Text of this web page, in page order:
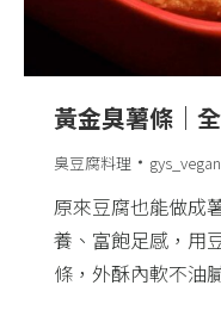
黃金臭薯條｜
臭豆腐料理 gys_vegan
原來豆腐也能做成
養、富飽足感，用
條，外酥內軟不油